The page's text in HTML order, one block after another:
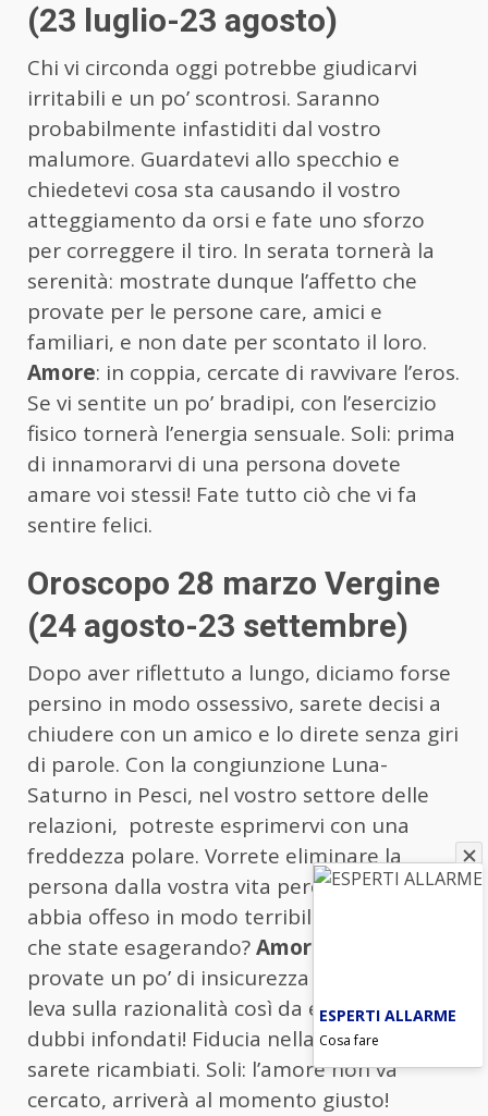
(23 luglio-23 agosto)
Chi vi circonda oggi potrebbe giudicarvi
irritabili e un po’ scontrosi. Saranno
probabilmente infastiditi dal vostro
malumore. Guardatevi allo specchio e
chiedetevi cosa sta causando il vostro
atteggiamento da orsi e fate uno sforzo
per correggere il tiro. In serata tornerà la
serenità: mostrate dunque l’affetto che
provate per le persone care, amici e
familiari, e non date per scontato il loro.
Amore: in coppia, cercate di ravvivare l’eros.
Se vi sentite un po’ bradipi, con l’esercizio
fisico tornerà l’energia sensuale. Soli: prima
di innamorarvi di una persona dovete
amare voi stessi! Fate tutto ciò che vi fa
sentire felici.
Oroscopo 28 marzo Vergine
(24 agosto-23 settembre)
Dopo aver riflettuto a lungo, diciamo forse
persino in modo ossessivo, sarete decisi a
chiudere con un amico e lo direte senza giri
di parole. Con la congiunzione Luna-
Saturno in Pesci, nel vostro settore delle
relazioni, potreste esprimervi con una
freddezza polare. Vorrete eliminare la
persona dalla vostra vita perché ritenete vi
abbia offeso in modo terribile ma non è
che state esagerando?Amore
provate un po’ di insicurezza per cui fate
leva sulla razionalità così da eliminare
dubbi infondati! Fiducia nella dolce metà e
sarete ricambiati. Soli: l’amore non va
cercato, arriverà al momento giusto!
ESPERTI ALLARME
Cosa fare